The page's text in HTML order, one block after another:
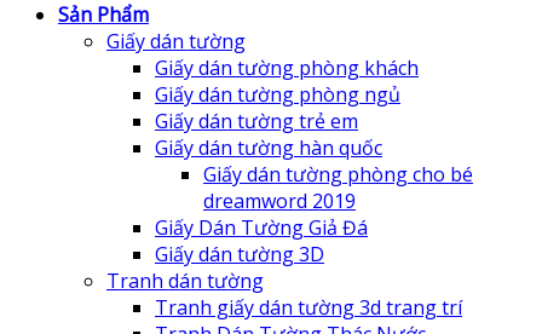
Sản Phẩm
Giấy dán tường
Giấy dán tường phòng khách
Giấy dán tường phòng ngủ
Giấy dán tường trẻ em
Giấy dán tường hàn quốc
Giấy dán tường phòng cho bé
dreamword 2019
Giấy Dán Tường Giả Đá
Giấy dán tường 3D
Tranh dán tường
Tranh giấy dán tường 3d trang trí